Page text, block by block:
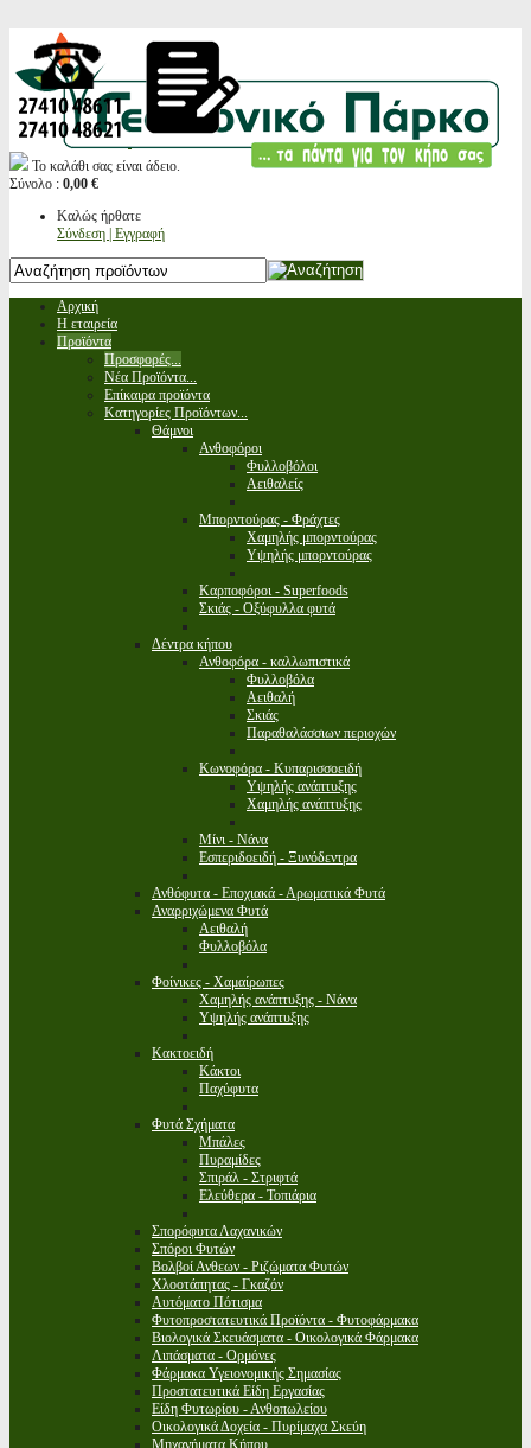
Το καλάθι σας είναι άδειο.
Σύνολο : 0,00 €
Καλώς ήρθατε
Σύνδεση | Εγγραφή
Αρχική
Η εταιρεία
Προϊόντα
Προσφορές...
Νέα Προϊόντα...
Επίκαιρα προϊόντα
Κατηγορίες Προϊόντων...
Θάμνοι
Ανθοφόροι
Φυλλοβόλοι
Αειθαλείς
Μπορντούρας - Φράχτες
Χαμηλής μπορντούρας
Υψηλής μπορντούρας
Καρποφόροι - Superfoods
Σκιάς - Οξύφυλλα φυτά
Δέντρα κήπου
Ανθοφόρα - καλλωπιστικά
Φυλλοβόλα
Αειθαλή
Σκιάς
Παραθαλάσσιων περιοχών
Κωνοφόρα - Κυπαρισσοειδή
Υψηλής ανάπτυξης
Χαμηλής ανάπτυξης
Μίνι - Νάνα
Εσπεριδοειδή - Ξυνόδεντρα
Ανθόφυτα - Εποχιακά - Αρωματικά Φυτά
Αναρριχώμενα Φυτά
Αειθαλή
Φυλλοβόλα
Φοίνικες - Χαμαίρωπες
Χαμηλής ανάπτυξης - Νάνα
Υψηλής ανάπτυξης
Κακτοειδή
Κάκτοι
Παχύφυτα
Φυτά Σχήματα
Μπάλες
Πυραμίδες
Σπιράλ - Στριφτά
Ελεύθερα - Τοπιάρια
Σπορόφυτα Λαχανικών
Σπόροι Φυτών
Βολβοί Ανθεων - Ριζώματα Φυτών
Χλοοτάπητας - Γκαζόν
Αυτόματο Πότισμα
Φυτοπροστατευτικά Προϊόντα - Φυτοφάρμακα
Βιολογικά Σκευάσματα - Οικολογικά Φάρμακα
Λιπάσματα - Ορμόνες
Φάρμακα Υγειονομικής Σημασίας
Προστατευτικά Είδη Εργασίας
Είδη Φυτωρίου - Ανθοπωλείου
Οικολογικά Δοχεία - Πυρίμαχα Σκεύη
Μηχανήματα Κήπου